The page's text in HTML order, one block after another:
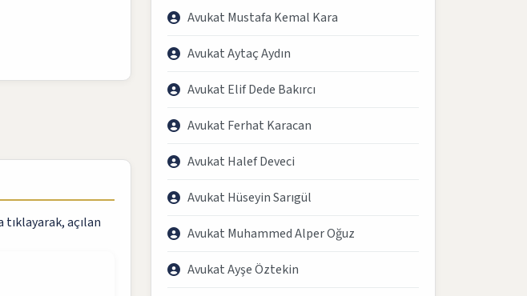
açılan
Avukat Mustafa Kemal Kara
Avukat Aytaç Aydın
Avukat Elif Dede Bakırcı
Avukat Ferhat Karacan
Avukat Halef Deveci
Avukat Hüseyin Sarıgül
Avukat Muhammed Alper Oğuz
Avukat Ayşe Öztekin